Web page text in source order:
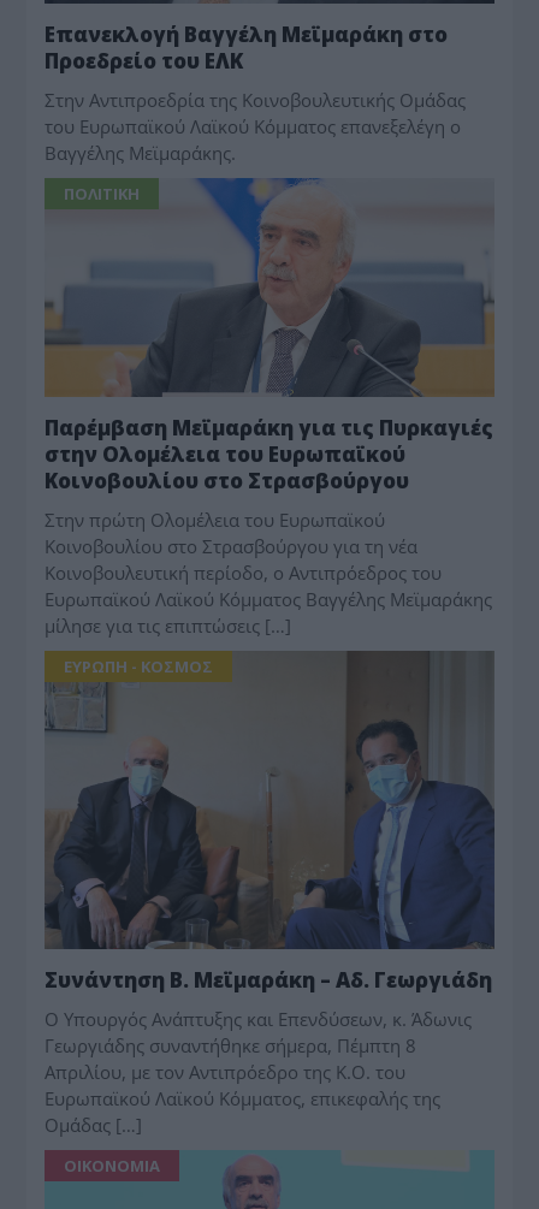
Επανεκλογή Βαγγέλη Μεϊμαράκη στο
Προεδρείο του ΕΛΚ
Στην Αντιπροεδρία της Κοινοβουλευτικής Ομάδας
του Ευρωπαϊκού Λαϊκού Κόμματος επανεξελέγη ο
Βαγγέλης Μεϊμαράκης.
ΠΟΛΙΤΙΚΗ
Παρέμβαση Μεϊμαράκη για τις Πυρκαγιές
στην Ολομέλεια του Ευρωπαϊκού
Κοινοβουλίου στο Στρασβούργου
Στην πρώτη Ολομέλεια του Ευρωπαϊκού
Κοινοβουλίου στο Στρασβούργου για τη νέα
Κοινοβουλευτική περίοδο, ο Αντιπρόεδρος του
Ευρωπαϊκού Λαϊκού Κόμματος Βαγγέλης Μεϊμαράκης
μίλησε για τις επιπτώσεις […]
ΕΥΡΩΠΗ - ΚΟΣΜΟΣ
Συνάντηση Β. Μεϊμαράκη – Αδ. Γεωργιάδη
Ο Υπουργός Ανάπτυξης και Επενδύσεων, κ. Άδωνις
Γεωργιάδης συναντήθηκε σήμερα, Πέμπτη 8
Απριλίου, με τον Αντιπρόεδρο της Κ.Ο. του
Ευρωπαϊκού Λαϊκού Κόμματος, επικεφαλής της
Ομάδας […]
ΟΙΚΟΝΟΜΙΑ